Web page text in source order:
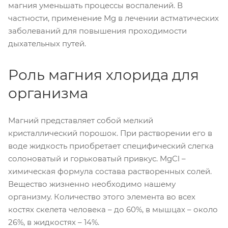
магния уменьшать процессы воспалений. В
частности, применение Mg в лечении астматических
заболеваний для повышения проходимости
дыхательных путей.
Роль магния хлорида для
организма
Магний представляет собой мелкий
кристаллический порошок. При растворении его в
воде жидкость приобретает специфический слегка
солоноватый и горьковатый привкус. MgCl –
химическая формула состава растворенных солей.
Вещество жизненно необходимо нашему
организму. Количество этого элемента во всех
костях скелета человека – до 60%, в мышцах – около
26%, в жидкостях – 14%.